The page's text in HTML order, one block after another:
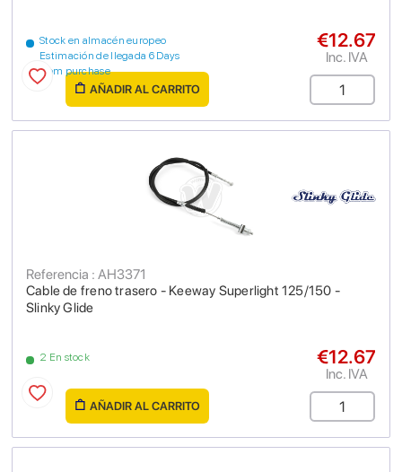
Stock en almacén europeo
Estimación de llegada 6 Days
from purchase
€12.67
Inc. IVA
AÑADIR AL CARRITO
Cable de freno trasero - Keeway Superlight 125/150 -
Slinky Glide
Referencia : AH3371
2 En stock €12.67
Inc. IVA
AÑADIR AL CARRITO